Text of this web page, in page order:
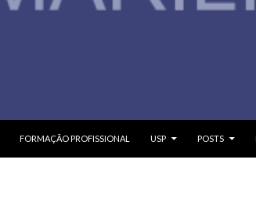
FORMAÇÃO PROFISSIONAL USP POSTS